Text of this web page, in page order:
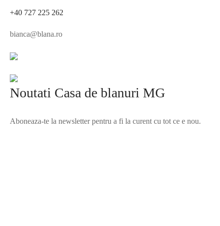
+40 727 225 262
bianca@blana.ro
Noutati Casa de blanuri MG
Aboneaza-te la newsletter pentru a fi la curent cu tot ce e nou.